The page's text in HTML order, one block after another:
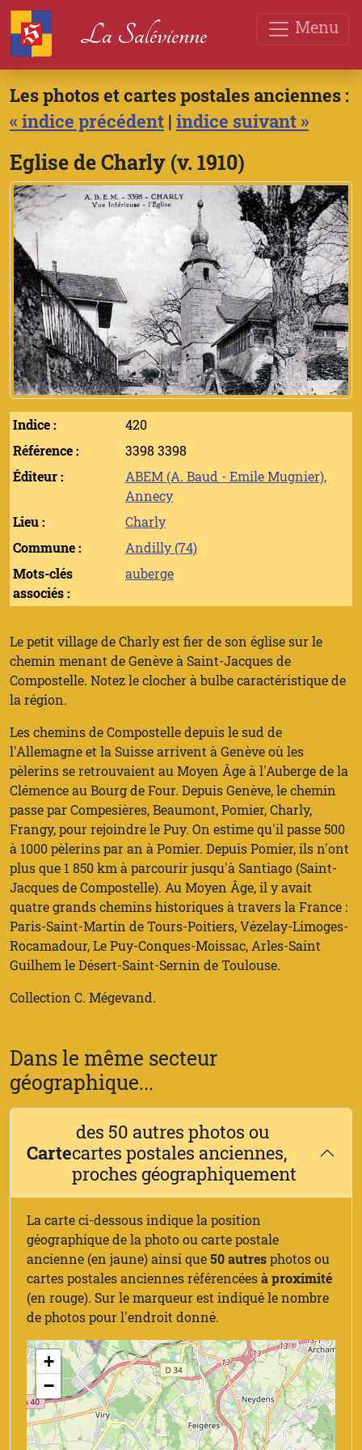
Menu
La Salévienne
Les photos et cartes postales anciennes :
« indice précédent | indice suivant »
Eglise de Charly (v. 1910)
Indice :
420
Référence :
3398 3398
Éditeur :
ABEM (A. Baud - Emile Mugnier),
Annecy
Lieu :
Charly
Commune :
Andilly (74)
Mots-clés
associés :
auberge
Le petit village de Charly est fier de son église sur le
chemin menant de Genève à Saint-Jacques de
Compostelle. Notez le clocher à bulbe caractéristique de
la région.
Les chemins de Compostelle depuis le sud de
l'Allemagne et la Suisse arrivent à Genève où les
pèlerins se retrouvaient au Moyen Âge à l'Auberge de la
Clémence au Bourg de Four. Depuis Genève, le chemin
passe par Compesières, Beaumont, Pomier, Charly,
Frangy, pour rejoindre le Puy. On estime qu'il passe 500
à 1000 pèlerins par an à Pomier. Depuis Pomier, ils n'ont
plus que 1 850 km à parcourir jusqu'à Santiago (Saint-
Jacques de Compostelle). Au Moyen Âge, il y avait
quatre grands chemins historiques à travers la France :
Paris-Saint-Martin de Tours-Poitiers, Vézelay-Limoges-
Rocamadour, Le Puy-Conques-Moissac, Arles-Saint
Guilhem le Désert-Saint-Sernin de Toulouse.
Collection C. Mégevand.
Dans le même secteur
géographique...
Carte
des 50 autres photos ou
cartes postales anciennes,
proches géographiquement
La carte ci-dessous indique la position
géographique de la photo ou carte postale
ancienne (en jaune) ainsi que50 autresphotos ou
cartes postales anciennes référencéesà proximité
(en rouge). Sur le marqueur est indiqué le nombre
de photos pour l'endroit donné.
+
−